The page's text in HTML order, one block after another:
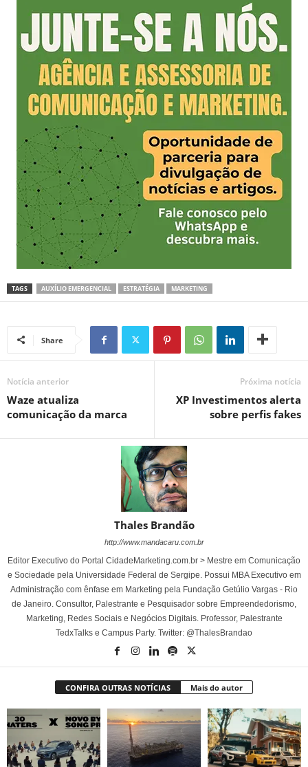
TAGS AUXÍLIO EMERGENCIAL ESTRATÉGIA MARKETING
Share
Notícia anterior
Waze atualiza
comunicação da marca
Próxima notícia
XP Investimentos alerta
sobre perfis fakes
Thales Brandão
http://www.mandacaru.com.br
Editor Executivo do Portal CidadeMarketing.com.br > Mestre em Comunicação
e Sociedade pela Universidade Federal de Sergipe. Possui MBA Executivo em
Administração com ênfase em Marketing pela Fundação Getúlio Vargas - Rio
de Janeiro. Consultor, Palestrante e Pesquisador sobre Empreendedorismo,
Marketing, Redes Sociais e Negócios Digitais. Professor, Palestrante
TedxTalks e Campus Party. Twitter: @ThalesBrandao
CONFIRA OUTRAS NOTÍCIAS Mais do autor